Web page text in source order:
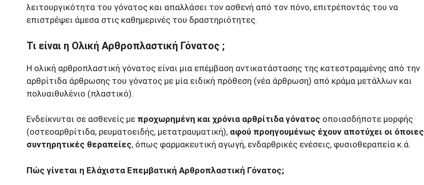
λειτουργικότητα του γόνατος και απαλλάσει τον ασθενή από τον πόνο, επιτρέποντάς του να
επιστρέψει άμεσα στις καθημερινές του δραστηριότητες.
Τι είναι η Ολική Αρθροπλαστική Γόνατος ;
Η ολική αρθροπλαστική γόνατος είναι μια επέμβαση αντικατάστασης της κατεστραμμένης από την
αρθρίτιδα άρθρωσης του γόνατος με μία ειδική πρόθεση (νέα άρθρωση) από κράμα μετάλλων και
πολυαιθυλένιο (πλαστικό).
Ενδείκνυται σε ασθενείς με προχωρημένη και χρόνια αρθρίτιδα γόνατος οποιασδήποτε μορφής
(οστεοαρθρίτιδα, ρευματοειδής, μετατραυματική), αφού προηγουμένως έχουν αποτύχει οι όποιες
συντηρητικές θεραπείες, όπως φαρμακευτική αγωγή, ενδαρθρικές ενέσεις, φυσιοθεραπεία κ.ά.
Πώς γίνεται η Ελάχιστα Επεμβατική Αρθροπλαστική Γόνατος;